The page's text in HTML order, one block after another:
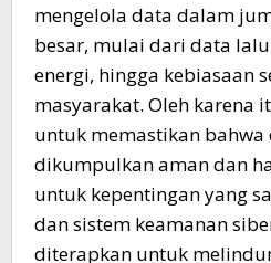
mengelola data dalam
besar, mulai dari data
energi, hingga kebiasaan
masyarakat. Oleh karena
untuk memastikan bahwa
dikumpulkan aman dan
untuk kepentingan yang
dan sistem keamanan
diterapkan untuk